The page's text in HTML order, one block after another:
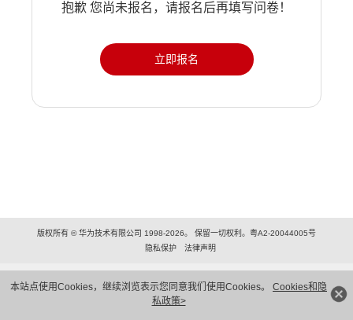
本站点使用Cookies，继续浏览表示您同意我们使用Cookies。 Cookies和隐
私政策>
抱歉 您尚未报名，请报名后再填写问卷！
立即报名
版权所有 © 华为技术有限公司 1998-2026。 保留一切权利。粤A2-20044005号
隐私保护
法律声明